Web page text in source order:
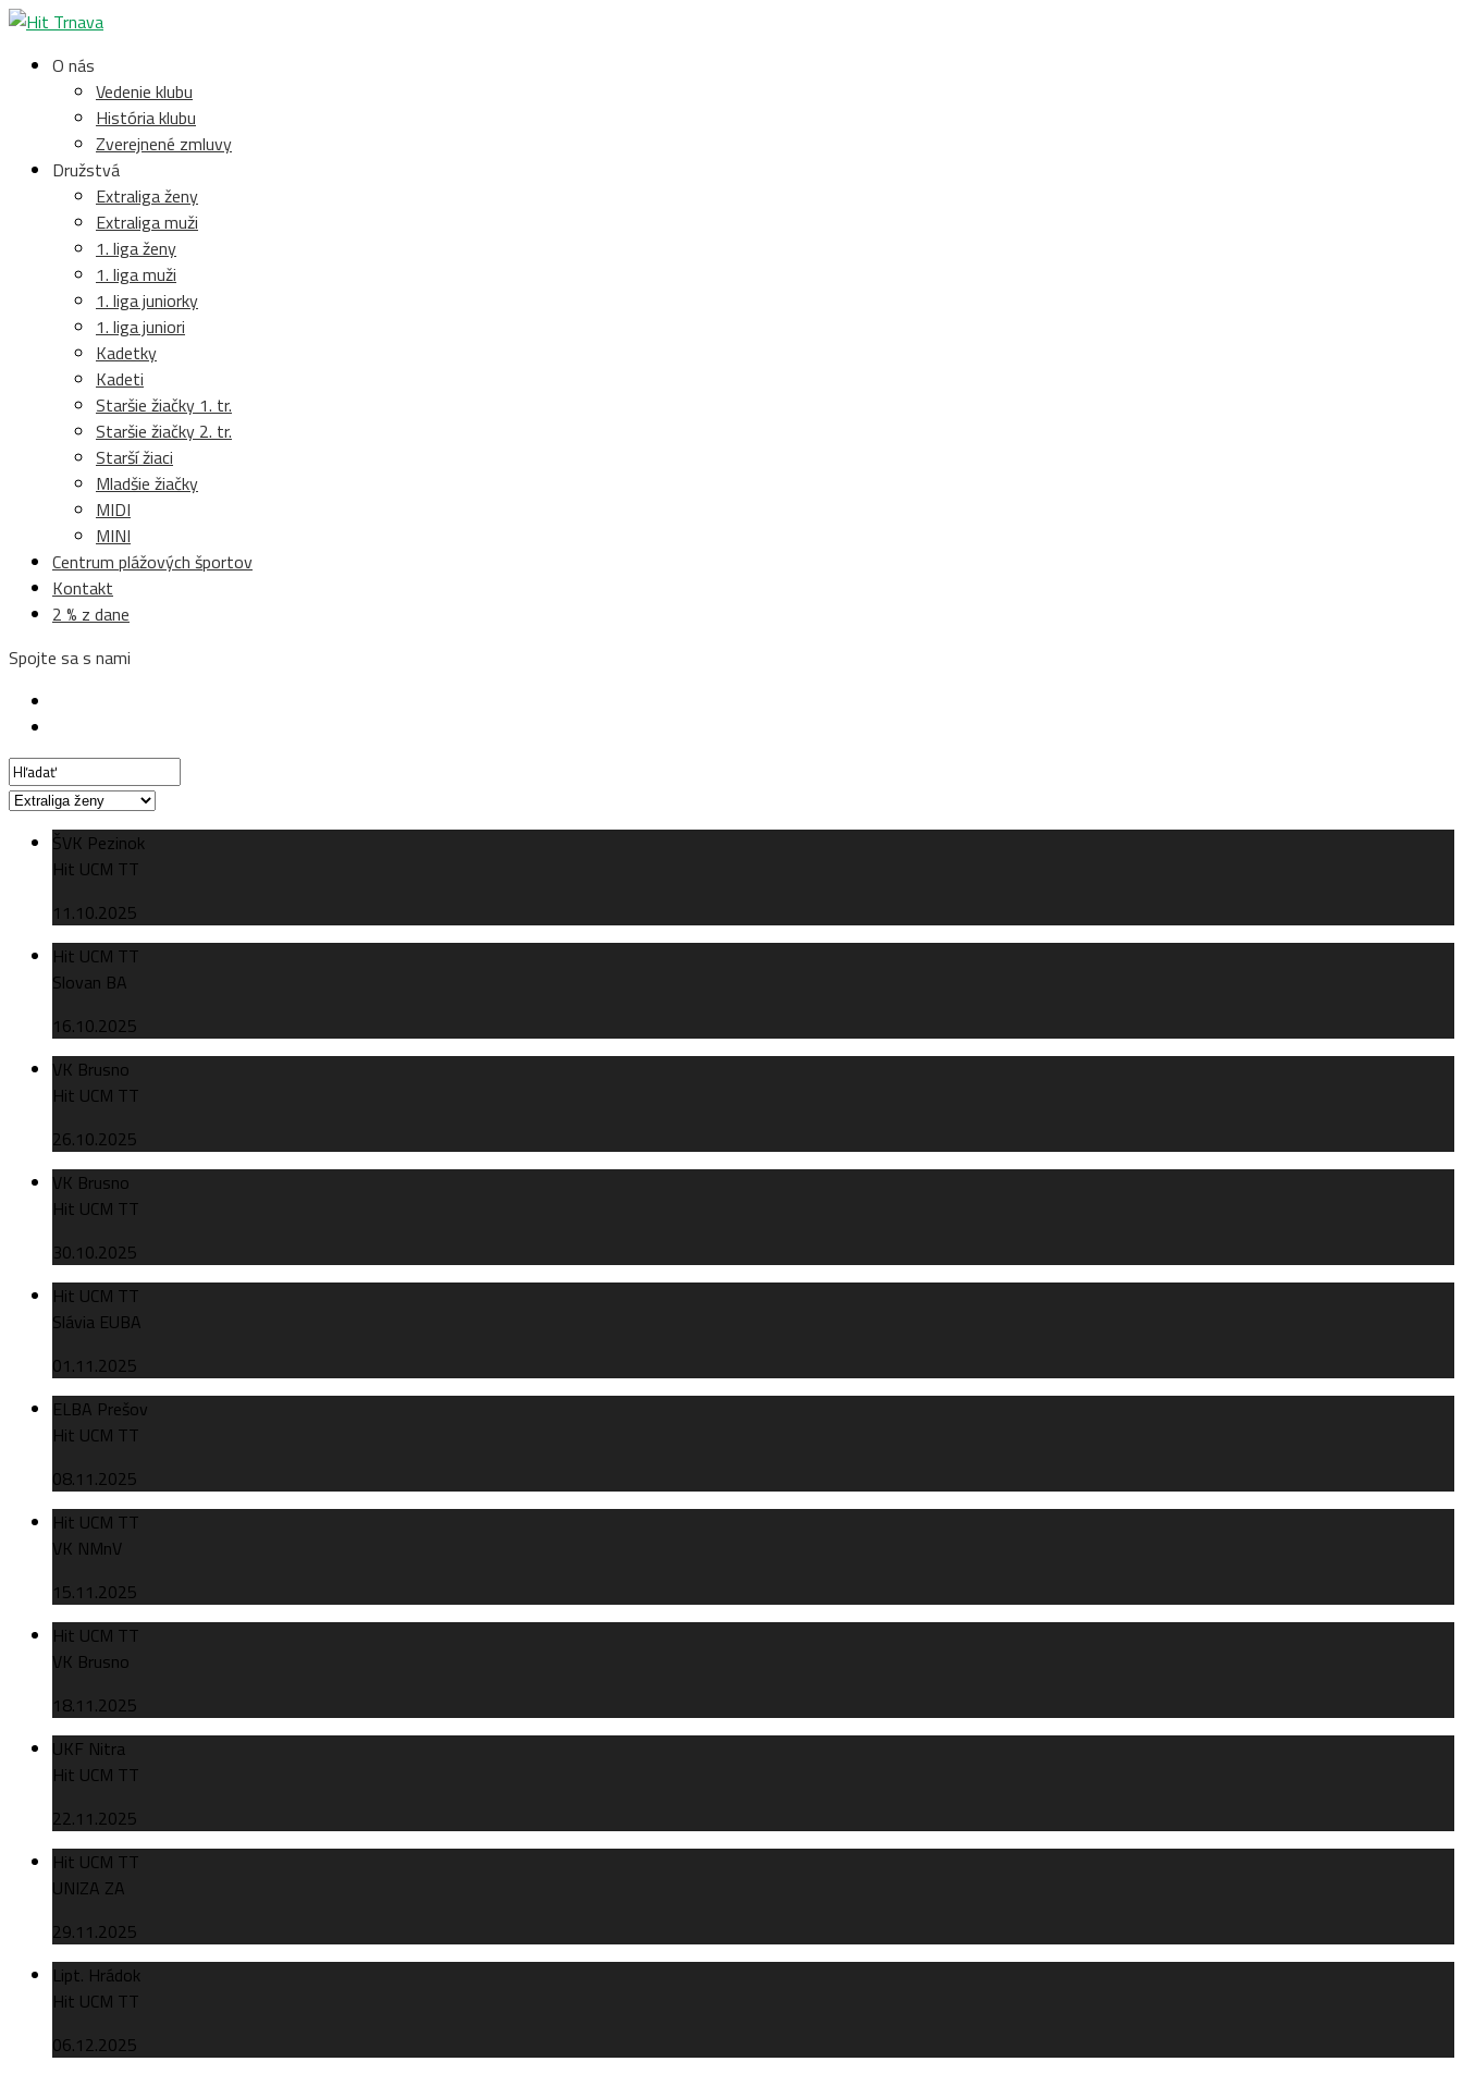
O nás
Vedenie klubu
História klubu
Zverejnené zmluvy
Družstvá
Extraliga ženy
Extraliga muži
1. liga ženy
1. liga muži
1. liga juniorky
1. liga juniori
Kadetky
Kadeti
Staršie žiačky 1. tr.
Staršie žiačky 2. tr.
Starší žiaci
Mladšie žiačky
MIDI
MINI
Centrum plážových športov
Kontakt
2 % z dane
Spojte sa s nami
ŠVK Pezinok
Hit UCM TT
11.10.2025
Hit UCM TT
Slovan BA
16.10.2025
VK Brusno
Hit UCM TT
26.10.2025
VK Brusno
Hit UCM TT
30.10.2025
Hit UCM TT
Slávia EUBA
01.11.2025
ELBA Prešov
Hit UCM TT
08.11.2025
Hit UCM TT
VK NMnV
15.11.2025
Hit UCM TT
VK Brusno
18.11.2025
UKF Nitra
Hit UCM TT
22.11.2025
Hit UCM TT
UNIZA ZA
29.11.2025
Lipt. Hrádok
Hit UCM TT
06.12.2025